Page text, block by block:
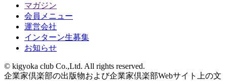
マガジン
会員メニュー
運営会社
インターン生募集
お知らせ
© kigyoka club Co.,Ltd. All rights reserved.
企業家倶楽部の出版物および企業家倶楽部Webサイト上の文